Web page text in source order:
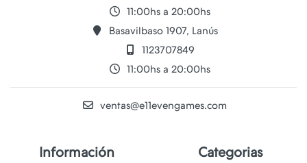
11:00hs a 20:00hs
Basavilbaso 1907, Lanús
1123707849
11:00hs a 20:00hs
ventas@e11evengames.com
Información Categorias